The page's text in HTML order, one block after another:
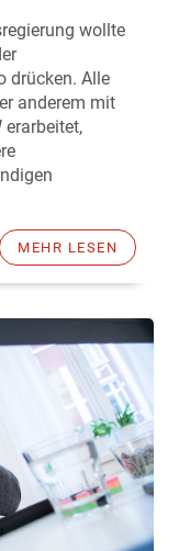
wollte
drücken. Alle
anderem mit
erarbeitet,
MEHR LESEN